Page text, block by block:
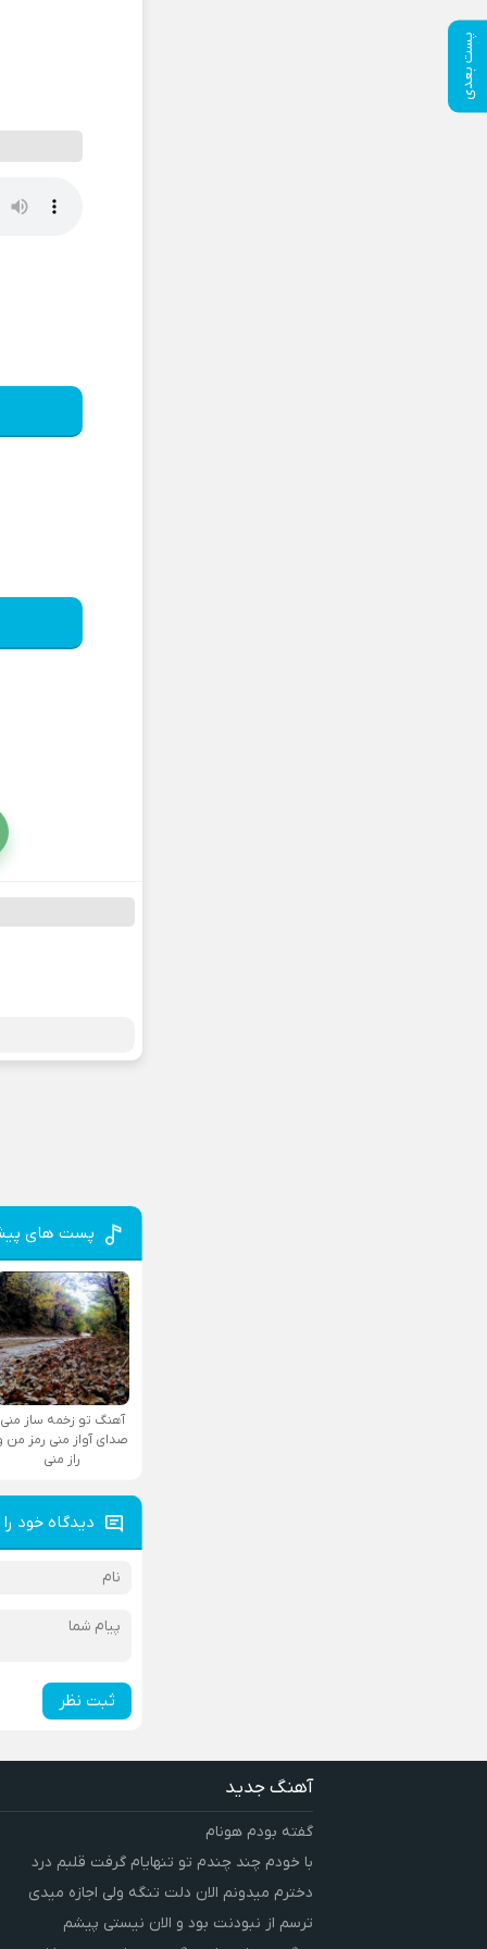
پست بعدی
پست های
آهنگ تو زخمه ساز منی
صدای آواز منی رمز من
راز منی
دیدگاه خود
ثبت نظر
آهنگ جدید
گفته بودم هونام
با خودم چند چندم تو تنهایام گرفت قلبم درد
دخترم میدونم الان دلت تنگه ولی اجازه میدی
ترسم از نبودنت بود و الان نیستی پیشم